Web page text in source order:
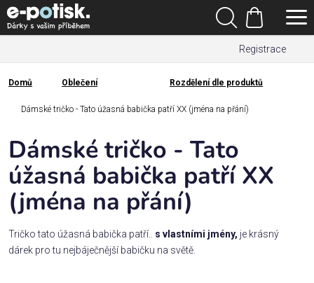
Přejít
na
obsah
Registrace
Hledat
Nákupní
košík
Kategorie
Dárek
pro
Rodina
Láska
Domů
Domů Oblečení Rozdělení dle produktů
Dámské tričko - Tato úžasná babička patří XX (jména na přání)
Dámské tričko - Tato
úžasná babička patří XX
(jména na přání)
Tričko tato úžasná babička patří.. s vlastními jmény, je krásný
dárek pro tu nejbáječnější babičku na světě.